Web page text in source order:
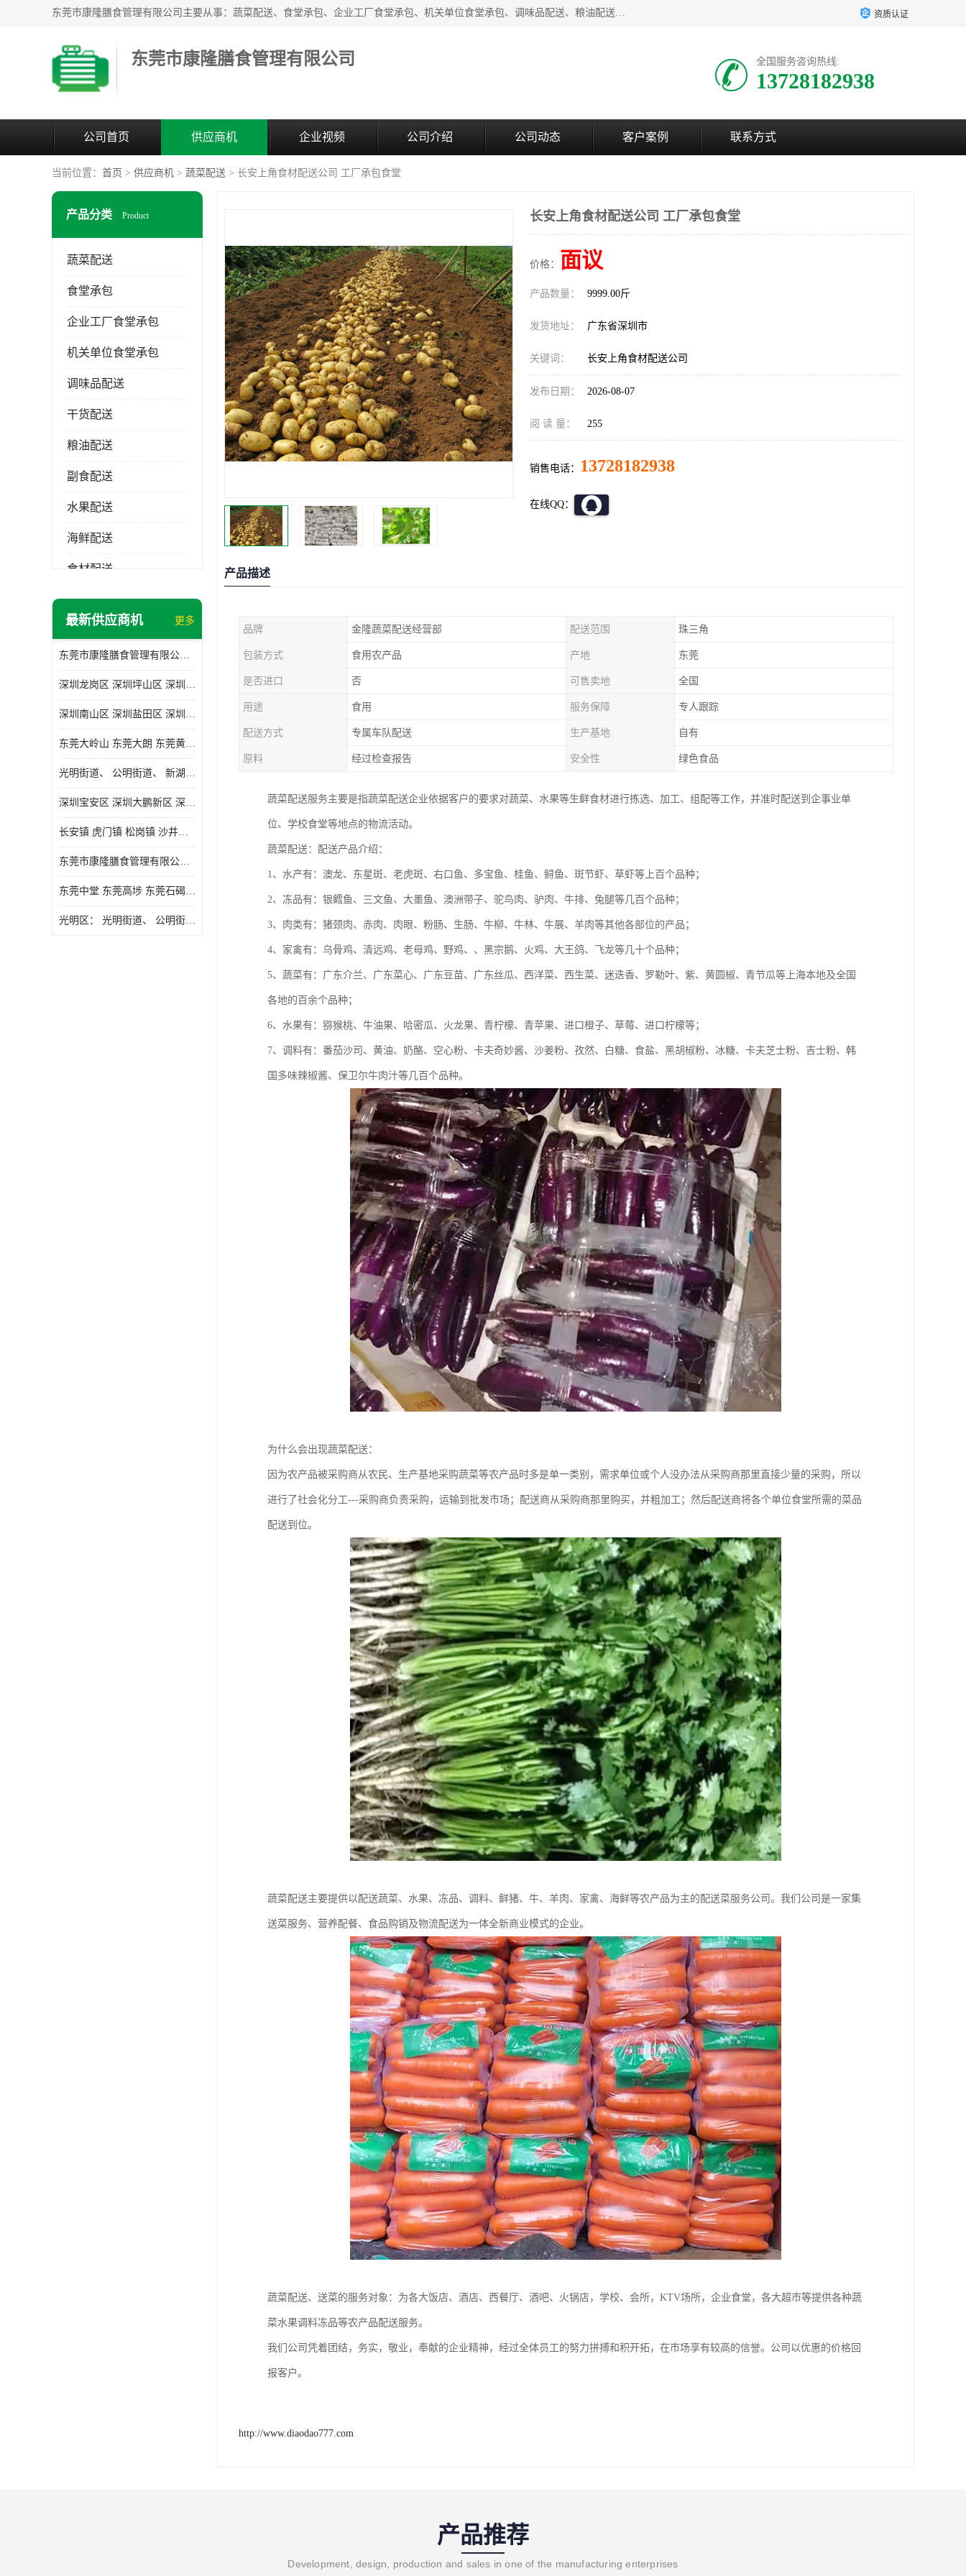
东莞市康隆膳食管理有限公司主要从事：蔬菜配送、食堂承包、企业工厂食堂承包、机关单位食堂承包、调味品配送、粮油配送、干货配送、副食配送、水果配送、海鲜配送等业务，东莞蔬菜配送电话，咨询在线客服。 资质认证
东莞市康隆膳食管理有限公司 全国服务咨询热线:
13728182938
公司首页 供应商机 企业视频 公司介绍 公司动态 客户案例 联系方式
当前位置： 首页 > 供应商机 > 蔬菜配送 > 长安上角食材配送公司 工厂承包食堂
产品分类 Product
蔬菜配送
食堂承包
企业工厂食堂承包
机关单位食堂承包
调味品配送
干货配送
粮油配送
副食配送
水果配送
海鲜配送
食材配送
最新供应商机 更多
东莞市康隆膳食管理有限公司主要经营蔬菜配送 东莞食堂承包 光明蔬菜配送 深圳市食堂承包 深圳市蔬菜配送等业务 欢迎咨询了解
深圳龙岗区 深圳坪山区 深圳光明区 深圳龙华区
深圳南山区 深圳盐田区 深圳福田区 深圳罗湖区 深圳龙岗区
东莞大岭山 东莞大朗 东莞黄江 东莞樟木头 蔬菜配送
光明街道、 公明街道、 新湖街道、
深圳宝安区 深圳大鹏新区 深圳特别合作区
长安镇 虎门镇 松岗镇 沙井镇 公明镇 莞城街道 南城街道 东城街道 万江街道 石碣镇 石龙镇 茶山镇 石排镇 企石镇 横沥镇
东莞市康隆膳食管理有限公司 长安蔬菜配送 虎门蔬菜配送 大岭山蔬菜配送
东莞中堂 东莞高埗 东莞石碣 东莞望牛墩 东莞洪梅 东莞道滘 东莞石龙镇 东莞石排镇
光明区： 光明街道、 公明街道、 新湖街道、 凤凰街道、 玉塘街道、 马田街道
长安上角食材配送公司 工厂承包食堂
价格： 面议
产品数量： 9999.00斤
发货地址： 广东省深圳市
关键词： 长安上角食材配送公司
发布日期： 2026-08-07
阅 读 量： 255
销售电话： 13728182938
在线QQ：
产品描述
品牌 金隆蔬菜配送经营部 配送范围 珠三角
包装方式 食用农产品 产地 东莞
是否进口 否 可售卖地 全国
用途 食用 服务保障 专人跟踪
配送方式 专属车队配送 生产基地 自有
原料 经过检查报告 安全性 绿色食品
蔬菜配送服务主要是指蔬菜配送企业依据客户的要求对蔬菜、水果等生鲜食材进行拣选、加工、组配等工作，并准时配送到企事业单
位、学校食堂等地点的物流活动。
蔬菜配送：配送产品介绍：
1、水产有：澳龙、东星斑、老虎斑、右口鱼、多宝鱼、桂鱼、鲟鱼、斑节虾、草虾等上百个品种；
2、冻品有：银鳕鱼、三文鱼、大墨鱼、澳洲带子、驼鸟肉、驴肉、牛排、兔腿等几百个品种；
3、肉类有：猪颈肉、赤肉、肉眼、粉肠、生肠、牛柳、牛林、牛展、羊肉等其他各部位的产品；
4、家禽有：乌骨鸡、清远鸡、老母鸡、野鸡、、黑宗鹅、火鸡、大王鸽、飞龙等几十个品种；
5、蔬菜有：广东介兰、广东菜心、广东豆苗、广东丝瓜、西洋菜、西生菜、迷迭香、罗勒叶、紫、黄圆椒、青节瓜等上海本地及全国
各地的百余个品种；
6、水果有：猕猴桃、牛油果、哈密瓜、火龙果、青柠檬、青苹果、进口橙子、草莓、进口柠檬等；
7、调料有：番茄沙司、黄油、奶酪、空心粉、卡夫奇妙酱、沙姜粉、孜然、白糖、食盐、黑胡椒粉、冰糖、卡夫芝士粉、吉士粉、韩
国多味辣椒酱、保卫尔牛肉汁等几百个品种。
为什么会出现蔬菜配送：
因为农产品被采购商从农民、生产基地采购蔬菜等农产品时多是单一类别，需求单位或个人没办法从采购商那里直接少量的采购，所以
进行了社会化分工---采购商负责采购，运输到批发市场；配送商从采购商那里购买，并粗加工；然后配送商将各个单位食堂所需的菜品
配送到位。
蔬菜配送主要提供以配送蔬菜、水果、冻品、调料、鲜猪、牛、羊肉、家禽、海鲜等农产品为主的配送菜服务公司。我们公司是一家集
送菜服务、营养配餐、食品购销及物流配送为一体全新商业模式的企业。
蔬菜配送、送菜的服务对象：为各大饭店、酒店、西餐厅、酒吧、火锅店，学校、会所，KTV场所，企业食堂，各大超市等提供各种蔬
菜水果调料冻品等农产品配送服务。
我们公司凭着团结，务实，敬业，奉献的企业精神，经过全体员工的努力拼搏和积开拓，在市场享有较高的信誉。公司以优惠的价格回
报客户。
http://www.diaodao777.com
产品推荐
Development, design, production and sales in one of the manufacturing enterprises